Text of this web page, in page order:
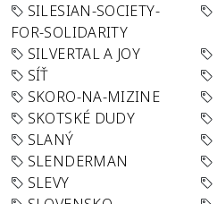
SILESIAN-SOCIETY-
FOR-SOLIDARITY
SILVERTAL A JOY
SÍŤ
SKORO-NA-MIZINE
SKOTSKÉ DUDY
SLANÝ
SLENDERMAN
SLEVY